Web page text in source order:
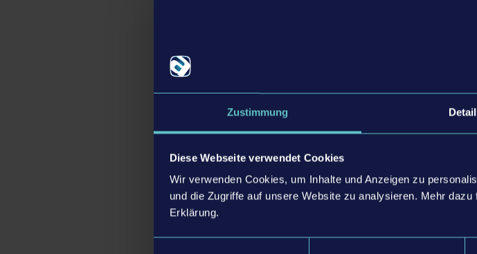
Zustimmung
Diese Webseite verwendet Cookies
Wir verwenden Cookies, um Inhalte und Anzeigen zu
und die Zugriffe auf unsere Website zu analysieren. Mehr
Erklärung.
jedoch auch die Fähigkeiten ihrer Gegner schnell
entwickeln zu können, sondern auch einen passenden
angepasst werden, denn diese haben verschiedene
Arsenal. Während sich das schnelle und actiongeladene
Spieler und Spielerinnen daher stets einen kühlen Kopf
zu Nutze machen, um die Schlacht für sich zu entscheiden.